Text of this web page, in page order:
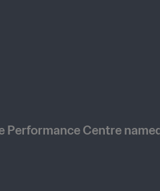
Centre